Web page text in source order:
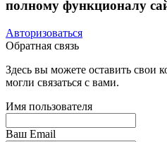
полному функционалу
Авторизоваться
Обратная связь
Здесь вы можете оставить свои
могли связаться с вами.
Имя пользователя
Ваш Email